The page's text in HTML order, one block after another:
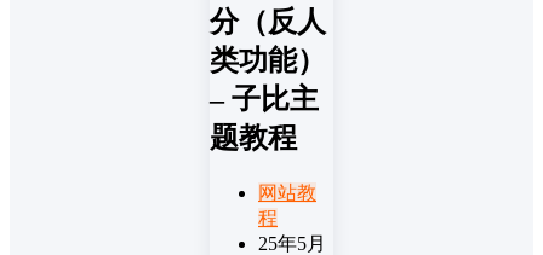
分（反人
类功能）
– 子比主
题教程
网站教
程
25年5月